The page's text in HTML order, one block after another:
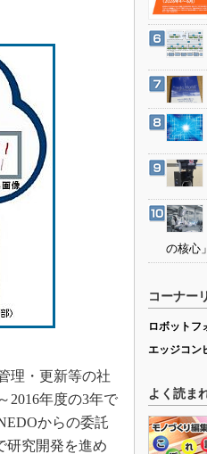
理・更新等の社
2016年度の3年で
からの委託
研究開発を進め
の核心」
コーナー
ロボットフ
エッジコン
よく読ま